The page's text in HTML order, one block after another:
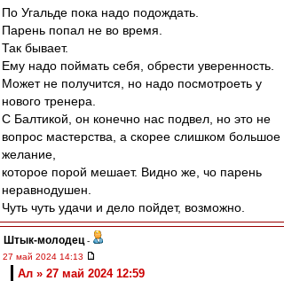
По Угальде пока надо подождать.
Парень попал не во время.
Так бывает.
Ему надо поймать себя, обрести уверенность.
Может не получится, но надо посмотроеть у
нового тренера.
С Балтикой, он конечно нас подвел, но это не
вопрос мастерства, а скорее слишком большое
желание,
которое порой мешает. Видно же, чо парень
неравнодушен.
Чуть чуть удачи и дело пойдет, возможно.
Штык-молодец -
27 май 2024 14:13
Ал » 27 май 2024 12:59